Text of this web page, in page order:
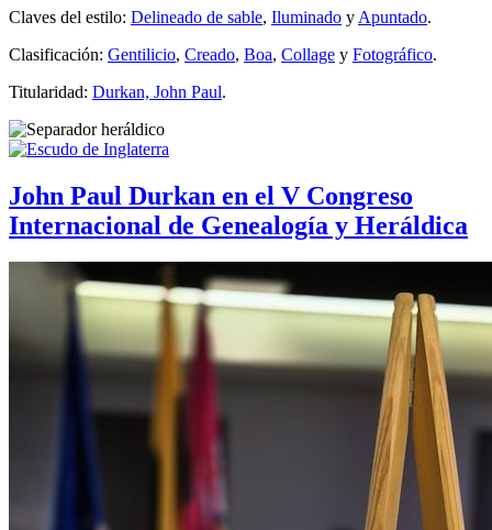
Claves del estilo: Delineado de sable, Iluminado y Apuntado.
Clasificación: Gentilicio, Creado, Boa, Collage y Fotográfico.
Titularidad: Durkan, John Paul.
John Paul Durkan en el V Congreso
Internacional de Genealogía y Heráldica